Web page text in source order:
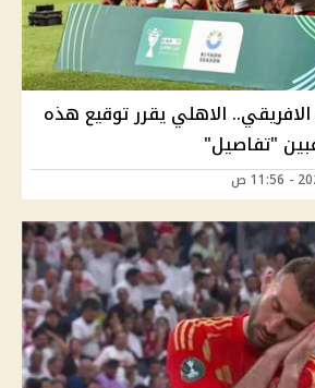
الاهلي يقرر توقيع هذه
"تفاصيل"